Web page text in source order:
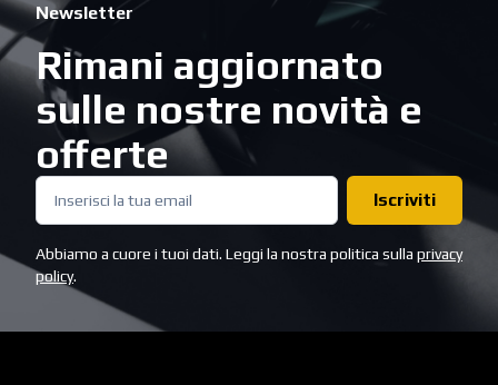
Newsletter
Rimani aggiornato
sulle nostre novità e
offerte
Iscriviti
Abbiamo a cuore i tuoi dati. Leggi la nostra politica sulla privacy
policy.